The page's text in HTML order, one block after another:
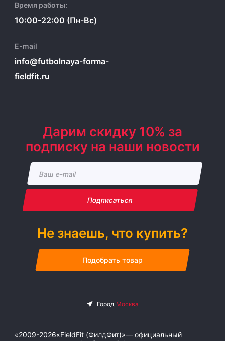
Время работы:
10:00-22:00 (Пн-Вс)
E-mail
info@futbolnaya-forma-
fieldfit.ru
Дарим скидку 10% за
подписку на наши новости
Подписаться
Не знаешь, что купить?
Подобрать товар
«2009-2026«FieldFit (ФилдФит)»— официальный